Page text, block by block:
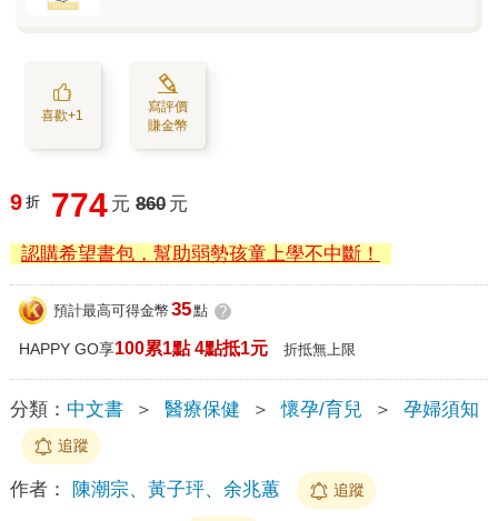
喜歡+1
寫評價
賺金幣
9 折 774 元 860 元
認購希望書包，幫助弱勢孩童上學不中斷！
預計最高可得金幣 35點 ?
HAPPY GO享100累1點 4點抵1元 折抵無上限
分類： 中文書 ＞ 醫療保健 ＞ 懷孕/育兒 ＞ 孕婦須知
追蹤
作者： 陳潮宗、黃子玶、余兆蕙 追蹤